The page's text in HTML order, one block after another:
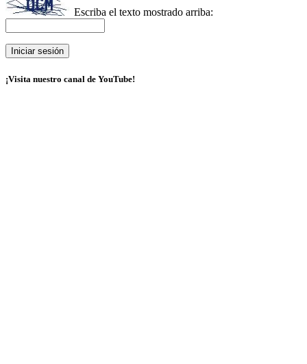
Escriba el texto mostrado arriba:
¡Visita nuestro canal de YouTube!